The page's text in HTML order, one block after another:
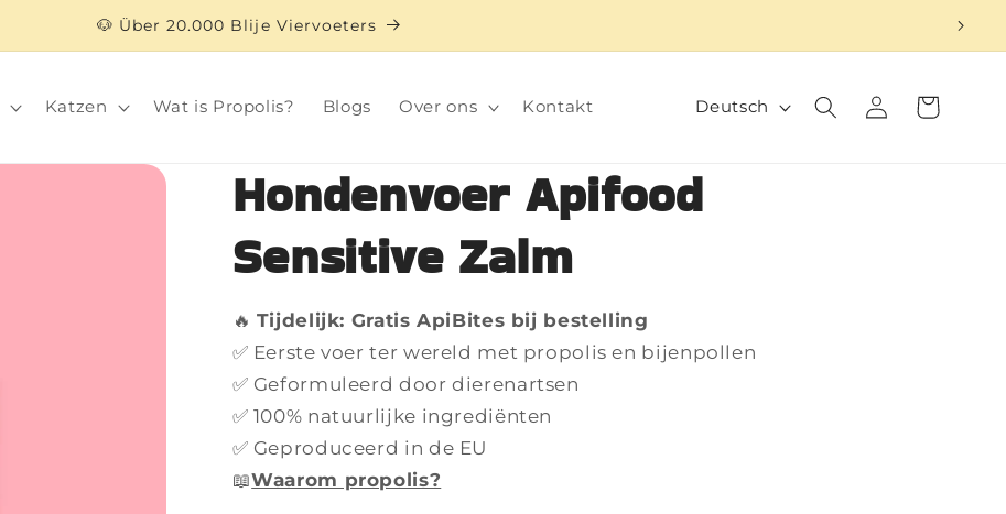
🐶 Über 20.000 Blije Viervoeters
Katzen Wat is Propolis? Blogs Over ons Kontakt
S
r
a
Deutsch EinloggenWarenkorb
Hondenvoer Apifood
Sensitive Zalm
🔥 Tijdelijk: Gratis ApiBites bij bestelling
✅ Eerste voer ter wereld met propolis en bijenpollen
✅ Geformuleerd door dierenartsen
✅ 100% natuurlijke ingrediënten
✅ Geproduceerd in de EU
📖Waarom propolis?